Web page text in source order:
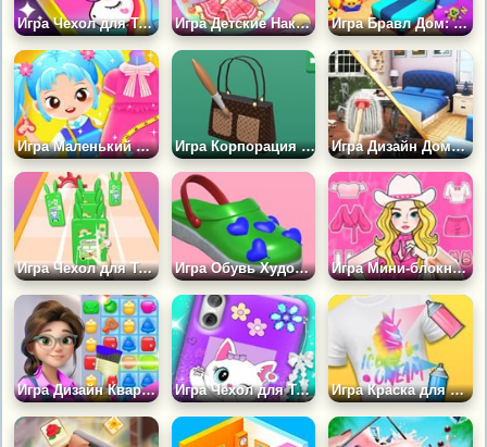
Игра Чехол для Телефона Своими Руками 5 Игра Детские Наклейки Своими Руками Игра Бравл Дом: Дизайнер
Игра Маленький Портной: Мода Своими Руками Игра Корпорация Роскоши Игра Дизайн Дома 3Д
Игра Чехол для Телефона: Сделай Сам Игра Обувь Художника Игра Мини-блокноты Своими Руками
Игра Дизайн Квартиры: Три в Ряд Игра Чехол для Телефона АСМР Игра Краска для Рубашек: Сделай Сам